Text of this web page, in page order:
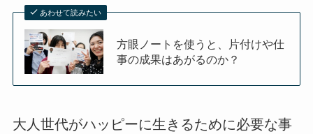
あわせて読みたい
方眼ノートを使うと、片付けや仕
事の成果はあがるのか？
大人世代がハッピーに生きるために必要な事